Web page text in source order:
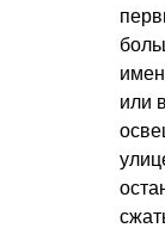
или